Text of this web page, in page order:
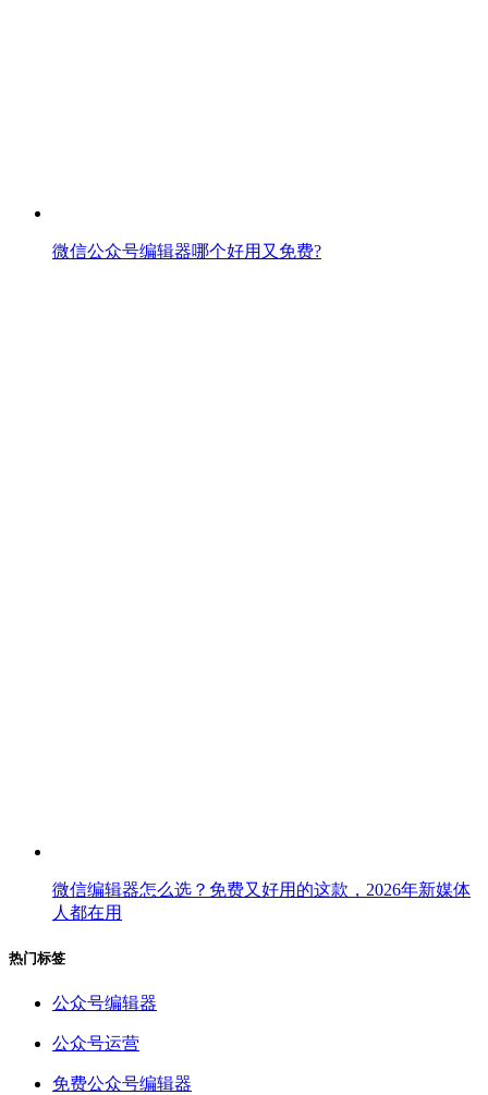
微信公众号编辑器哪个好用又免费?
微信编辑器怎么选？免费又好用的这款，2026年新媒体
人都在用
热门标签
公众号编辑器
公众号运营
免费公众号编辑器